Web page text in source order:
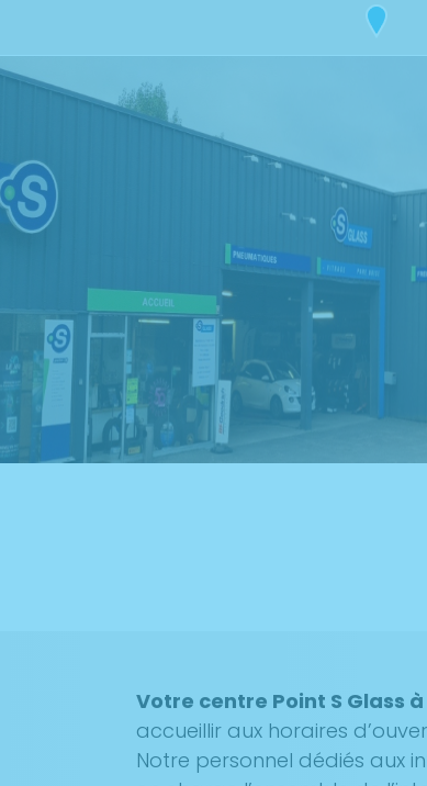
Votre centre Point S Glass
accueillir aux horaires
Notre personnel dédiés aux